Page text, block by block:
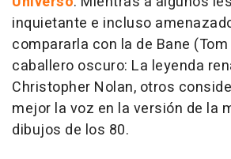
inquietante e incluso
compararla con la de Bane (Tom
caballero oscuro: La leyenda
Christopher Nolan, otros
mejor la voz en la versión de la
dibujos de los 80.